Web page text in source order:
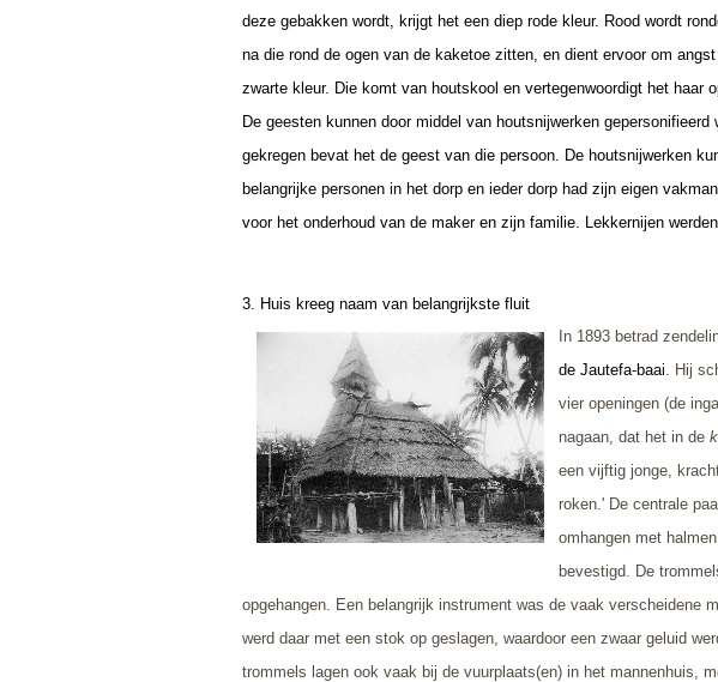
deze gebakken wordt, krijgt het een diep rode kleur. Rood wordt
na die rond de ogen van de kaketoe zitten, en dient ervoor om
zwarte kleur. Die komt van houtskool en vertegenwoordigt het haar
De geesten kunnen door middel van houtsnijwerken
gekregen bevat het de geest van die persoon. De houtsnijwerken
belangrijke personen in het dorp en ieder dorp had zijn eigen
voor het onderhoud van de maker en zijn familie. Lekkernijen
3. Huis kreeg naam van belangrijkste fluit
In 1893 betrad
de Jautefa-baai . Hij
vier openingen (de
nagaan, dat het in de
een vijftig jonge,
roken.' De centrale
omhangen met
bevestigd. De
opgehangen. Een belangrijk instrument was de vaak verscheidene
werd daar met een stok op geslagen, waardoor een zwaar geluid
trommels lagen ook vaak bij de vuurplaats(en) in het mannenhuis,